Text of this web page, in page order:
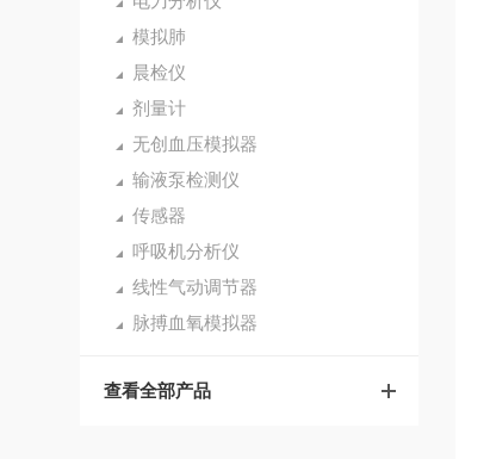
模拟肺
晨检仪
剂量计
无创血压模拟器
输液泵检测仪
传感器
呼吸机分析仪
线性气动调节器
脉搏血氧模拟器
查看全部产品